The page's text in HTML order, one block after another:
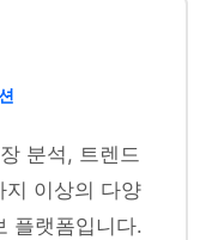
분석, 트렌드
지 이상의 다양
플랫폼입니다.